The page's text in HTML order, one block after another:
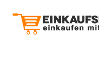
Inhalt